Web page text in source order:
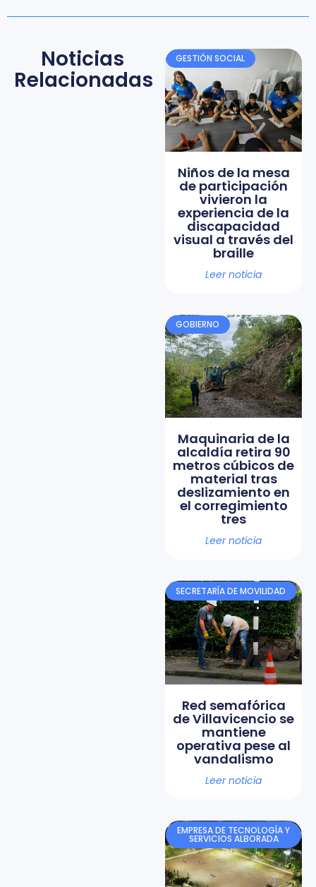
Noticias
Relacionadas
GESTIÓN SOCIAL
Niños de la mesa
de participación
vivieron la
experiencia de la
discapacidad
visual a través del
braille
Leer noticia
GOBIERNO
Maquinaria de la
alcaldía retira 90
metros cúbicos de
material tras
deslizamiento en
el corregimiento
tres
Leer noticia
SECRETARÍA DE MOVILIDAD
Red semafórica
de Villavicencio se
mantiene
operativa pese al
vandalismo
Leer noticia
EMPRESA DE TECNOLOGÍA Y
SERVICIOS ALBORADA